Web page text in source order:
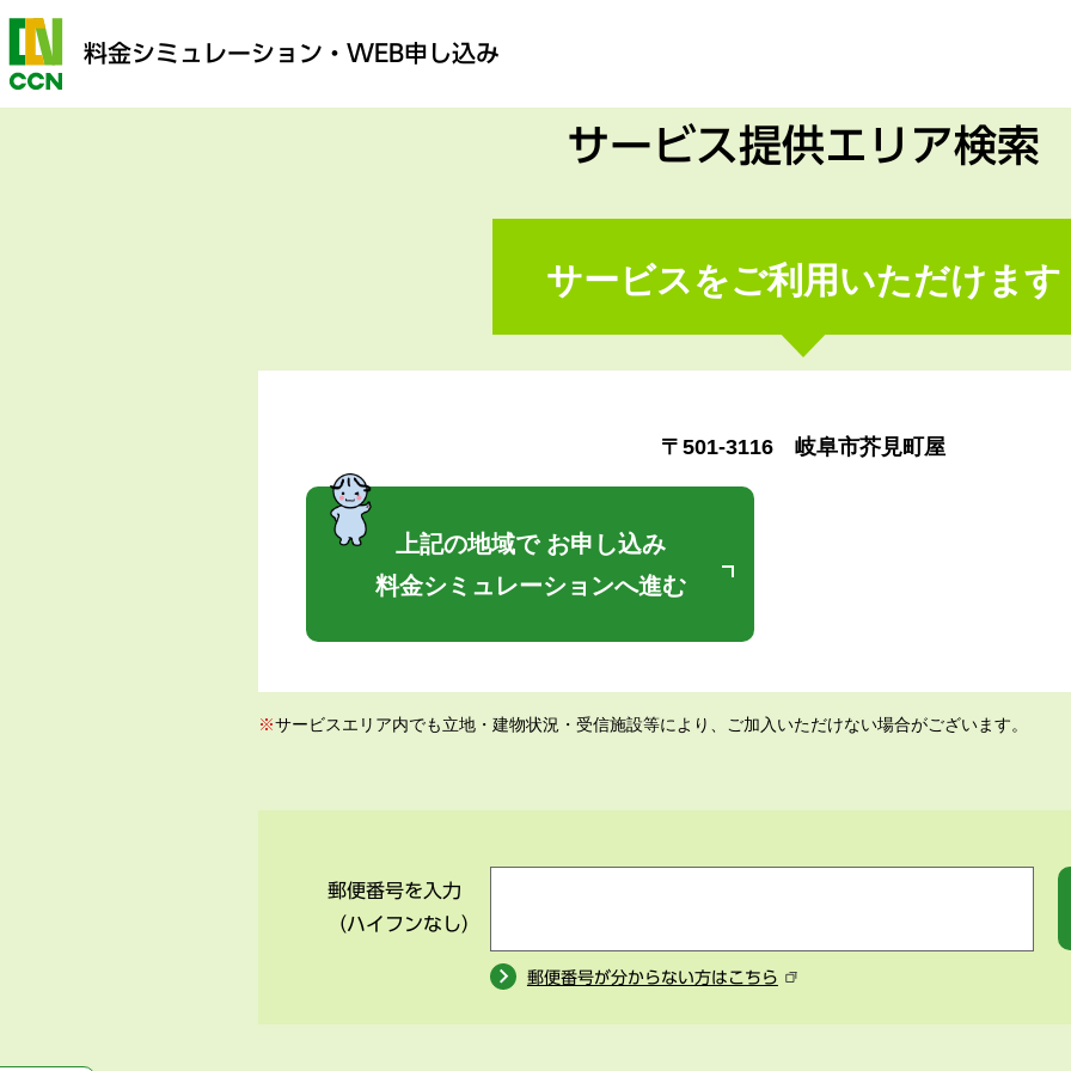
料金シミュレーション ・WEB申し込み
サービス提供エリア検索
サービスをご利用いただけます
〒501-3116 岐阜市芥見町屋
上記の地域で お申し込み
料金シミュレーションへ進む
※サービスエリア内でも立地・建物状況・受信施設等により、ご加入いただけない場合がございます。
郵便番号を入力
（ハイフンなし）
郵便番号が分からない方はこちら